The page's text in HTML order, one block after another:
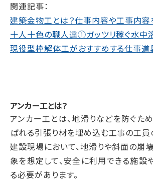
関連記事：
建築金物工とは？仕事内容や工事内容
十人十色の職人達①ガッツリ稼ぐ水中
現役型枠解体工がおすすめする仕事道
アンカー工とは？
アンカー工とは、地滑りなどを防ぐた
ばれる引張り材を埋め込む工事の工員
建設現場において、地滑りや斜面の崩
象を想定して、安全に利用できる施設
る必要があります。